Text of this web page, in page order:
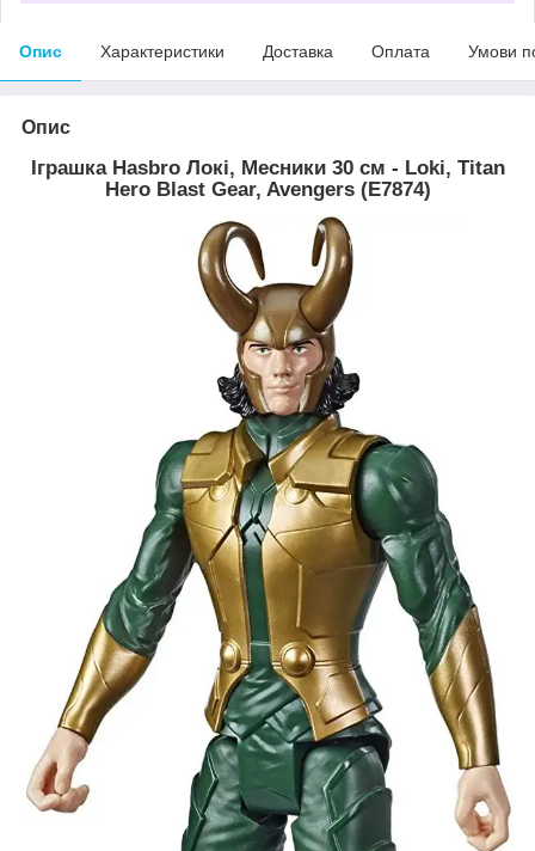
Опис Характеристики Доставка Оплата Умови
Опис
Іграшка Hasbro Локі, Месники 30 см - Loki, Titan
Hero Blast Gear, Avengers (E7874)